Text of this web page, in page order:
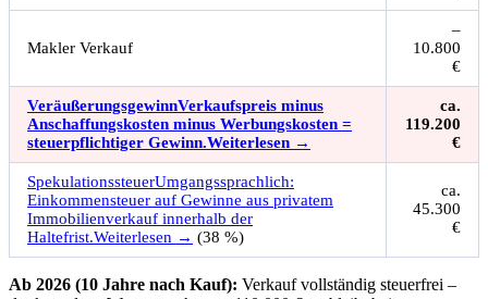
Makler Verkauf
–
10.800
€
VeräußerungsgewinnVerkaufspreis minus
Anschaffungskosten minus Werbungskosten =
steuerpflichtiger Gewinn.Weiterlesen →
ca.
119.200
€
SpekulationssteuerUmgangssprachlich:
Einkommensteuer auf Gewinne aus privatem
Immobilienverkauf innerhalb der
Haltefrist.Weiterlesen → (38 %)
ca.
45.300
€
Ab 2026 (10 Jahre nach Kauf): Verkauf vollständig steuerfrei –